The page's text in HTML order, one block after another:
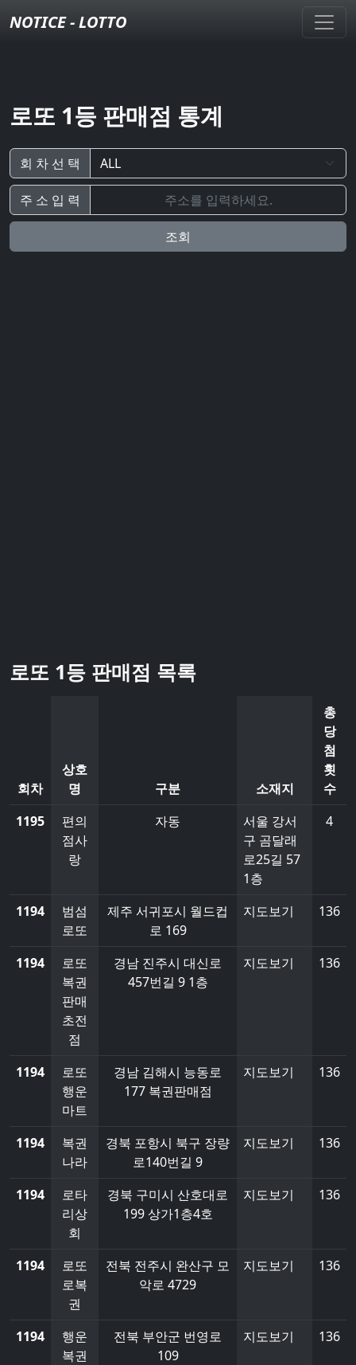
NOTICE - LOTTO
로또 1등 판매점 통계
회 차 선 택
주 소 입 력
조회
로또 1등 판매점 목록
회차
상호
명
구분 소재지
총
당
첨
횟
수
1195
편의
점사
랑
자동
서울 강서
구 곰달래
로25길 57
1층
4
1194
범섬
로또
제주 서귀포시 월드컵
로 169
지도보기 136
1194
로또
복권
판매
초전
점
경남 진주시 대신로
457번길 9 1층
지도보기 136
1194
로또
행운
마트
경남 김해시 능동로
177 복권판매점
지도보기 136
1194
복권
나라
경북 포항시 북구 장량
로140번길 9
지도보기 136
1194
로타
리상
회
경북 구미시 산호대로
199 상가1층4호
지도보기 136
1194
로또
로복
권
전북 전주시 완산구 모
악로 4729
지도보기 136
1194
행운
복권
전북 부안군 번영로
109
지도보기 136